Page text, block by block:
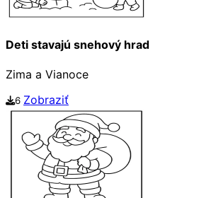
Deti stavajú snehový hrad
Zima a Vianoce
6 Zobraziť